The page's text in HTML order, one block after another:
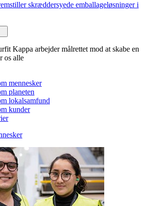
skræddersyede emballageløsninger i
Kappa arbejder målrettet mod at skabe en
os alle
mennesker
planeten
lokalsamfund
kunder